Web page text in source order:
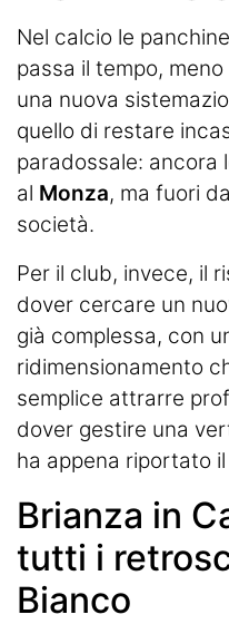
Nel calcio le
passa il tempo,
una nuova
quello di restare
paradossale:
al Monza, ma fuori
società.
Per il club, invece, il
dover cercare un
già complessa, con
ridimensionamento
semplice attrarre
dover gestire una
ha appena riportato
Brianza in
tutti i
Bianco